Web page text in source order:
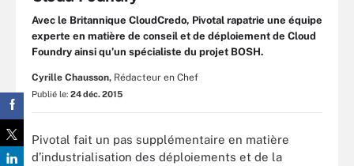
Avec le Britannique CloudCredo, Pivotal rapatrie une équipe
experte en matière de conseil et de déploiement de Cloud
Foundry ainsi qu’un spécialiste du projet BOSH.
Cyrille Chausson, Rédacteur en Chef
Publié le: 24 déc. 2015
Pivotal fait un pas supplémentaire en matière
d’industrialisation des déploiements et de la